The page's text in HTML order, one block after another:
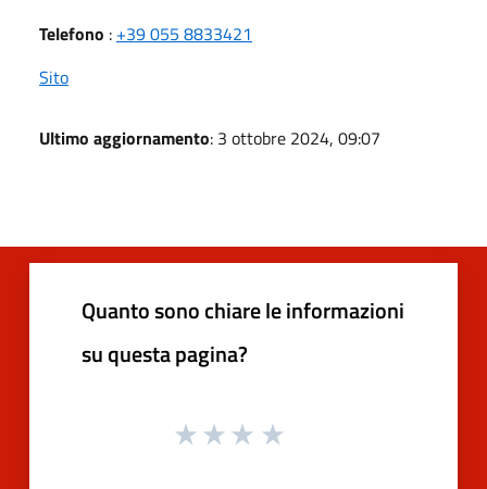
Telefono : +39 055 8833421
Sito
Ultimo aggiornamento: 3 ottobre 2024, 09:07
Quanto sono chiare le informazioni
su questa pagina?